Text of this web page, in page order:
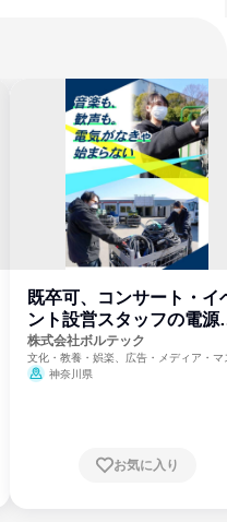
既卒可、コンサート・イ
ント設営スタッフの電源
門
株式会社ボルテック
文化・教養・娯楽、広告・メディア・マ
ミ、電力・ガス・水道・エネルギー
神奈川県
お気に入り